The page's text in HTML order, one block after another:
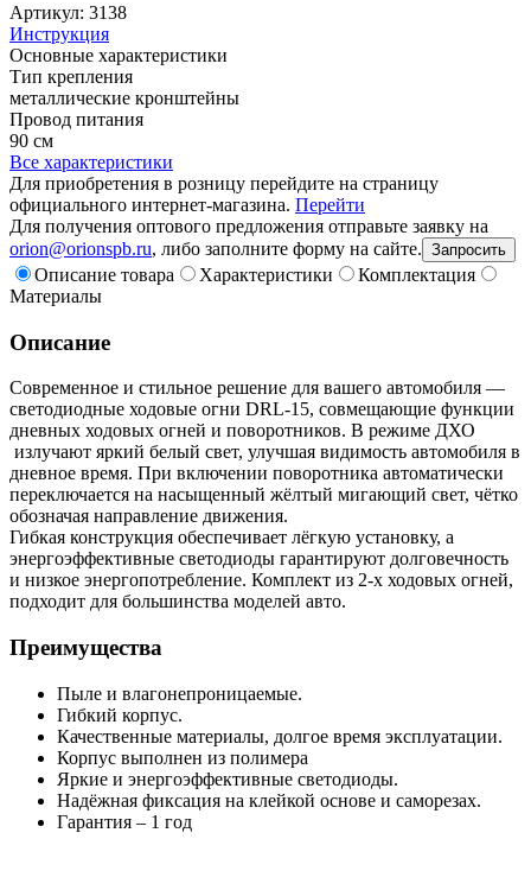
Артикул: 3138
Инструкция
Основные характеристики
Тип крепления
металлические кронштейны
Провод питания
90 см
Все характеристики
Для приобретения в розницу перейдите на страницу
официального интернет-магазина. Перейти
Для получения оптового предложения отправьте заявку на
orion@orionspb.ru, либо заполните форму на сайте. Запросить
Описание товара Характеристики
Комплектация
Материалы
Описание
Современное и стильное решение для вашего автомобиля —
светодиодные ходовые огни DRL-15, совмещающие функции
дневных ходовых огней и поворотников. В режиме ДХО
излучают яркий белый свет, улучшая видимость автомобиля в
дневное время. При включении поворотника автоматически
переключается на насыщенный жёлтый мигающий свет, чётко
обозначая направление движения.
Гибкая конструкция обеспечивает лёгкую установку, а
энергоэффективные светодиоды гарантируют долговечность
и низкое энергопотребление. Комплект из 2-х ходовых огней,
подходит для большинства моделей авто.
Преимущества
Пыле и влагонепроницаемые.
Гибкий корпус.
Качественные материалы, долгое время эксплуатации.
Корпус выполнен из полимера
Яркие и энергоэффективные светодиоды.
Надёжная фиксация на клейкой основе и саморезах.
Гарантия – 1 год